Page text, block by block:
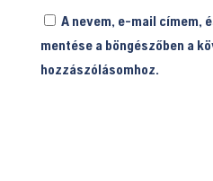
A nevem, e-mail címem,
mentése a böngészőben a
hozzászólásomhoz.